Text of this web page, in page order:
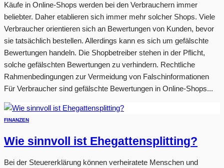
Käufe in Online-Shops werden bei den Verbrauchern immer
beliebter. Daher etablieren sich immer mehr solcher Shops. Viele
Verbraucher orientieren sich an Bewertungen von Kunden, bevor
sie tatsächlich bestellen. Allerdings kann es sich um gefälschte
Bewertungen handeln. Die Shopbetreiber stehen in der Pflicht,
solche gefälschten Bewertungen zu verhindern. Rechtliche
Rahmenbedingungen zur Vermeidung von Falschinformationen
Für Verbraucher sind gefälschte Bewertungen in Online-Shops...
FINANZEN
Wie sinnvoll ist Ehegattensplitting?
Bei der Steuererklärung können verheiratete Menschen und